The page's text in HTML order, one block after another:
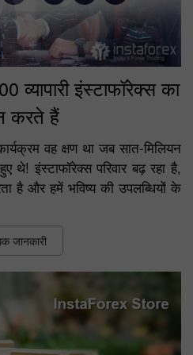
व्यापारी इंस्टाफॉरेक्स का
करते हैं
वह क्षण था जब सात-मिलियन
थे! इंस्टाफॉरेक्स परिवार बढ़ रहा है,
है और हमें भविष्य की उपलब्धियों के
जानकारी